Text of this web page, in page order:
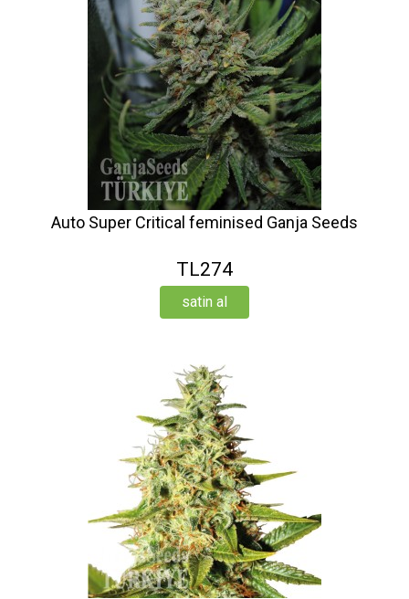
Auto Super Critical feminised Ganja Seeds
TL274
satin al